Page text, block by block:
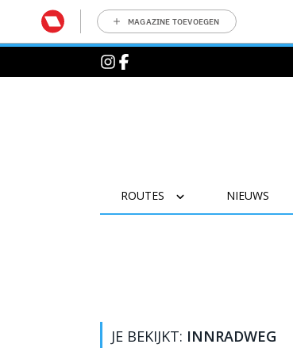
MAGAZINE TOEVOEGEN
ROUTES NIEUWS
JE BEKIJKT: INNRADWEG